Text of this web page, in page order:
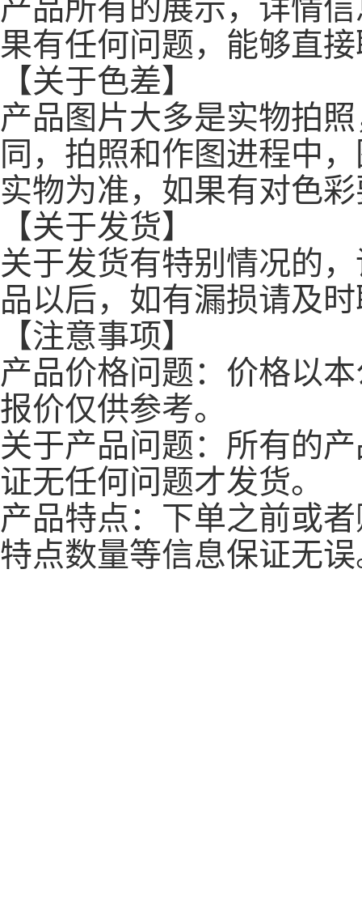
产品所有的展示，详情
果有任何问题，能够直
【关于色差】
产品图片大多是实物拍
同，拍照和作图进程中
实物为准，如果有对色
【关于发货】
关于发货有特别情况的
品以后，如有漏损请及
【注意事项】
产品价格问题：价格以
报价仅供参考。
关于产品问题：所有的
证无任何问题才发货。
产品特点：下单之前或
特点数量等信息保证无